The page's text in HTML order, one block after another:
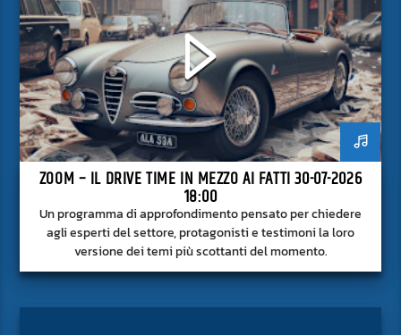
ZOOM – IL DRIVE TIME IN MEZZO AI FATTI 30-07-2026
18:00
Un programma di approfondimento pensato per chiedere
agli esperti del settore, protagonisti e testimoni la loro
versione dei temi più scottanti del momento.